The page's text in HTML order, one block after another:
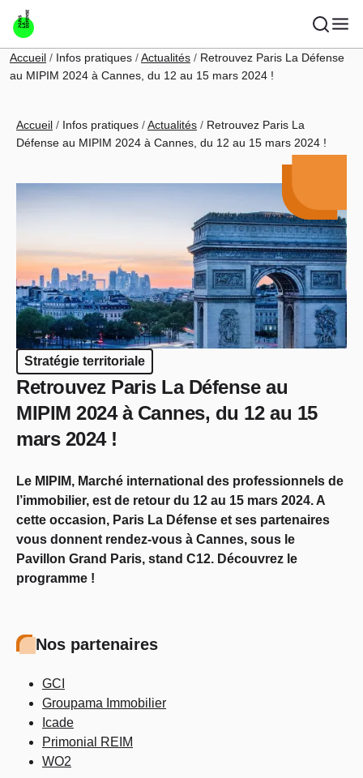
Aller au contenu principal
Fil d'Ariane
Accueil Infos pratiques Actualités
Retrouvez Paris La Défense
au MIPIM 2024 à Cannes, du 12 au 15 mars 2024 !
Fil d'Ariane
Accueil Infos pratiques Actualités
Retrouvez Paris La
Défense au MIPIM 2024 à Cannes, du 12 au 15 mars 2024 !
Stratégie territoriale
Retrouvez Paris La Défense au
MIPIM 2024 à Cannes, du 12 au 15
mars 2024 !
Le MIPIM, Marché international des professionnels de
l’immobilier, est de retour du 12 au 15 mars 2024. A
cette occasion, Paris La Défense et ses partenaires
vous donnent rendez-vous à Cannes, sous le
Pavillon Grand Paris, stand C12. Découvrez le
programme !
Nos partenaires
GCI
Groupama Immobilier
Icade
Primonial REIM
WO2